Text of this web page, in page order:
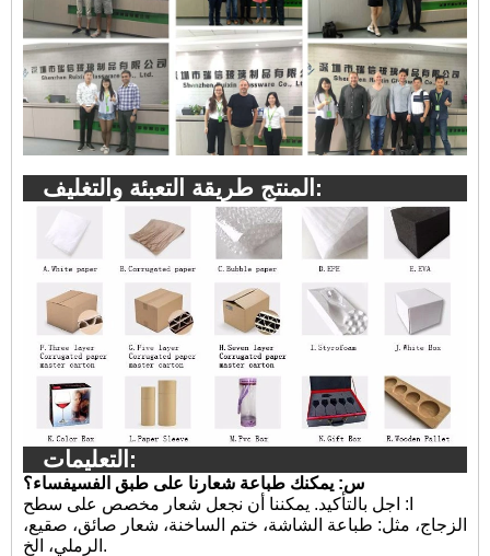
المنتج طريقة التعبئة والتغليف:
التعليمات:
س: يمكنك طباعة شعارنا على طبق الفسيفساء؟
ا: اجل بالتأكيد. يمكننا أن نجعل شعار مخصص على سطح
الزجاج، مثل: طباعة الشاشة، ختم الساخنة، شعار صائق، صقيع،
الرملي، الخ.